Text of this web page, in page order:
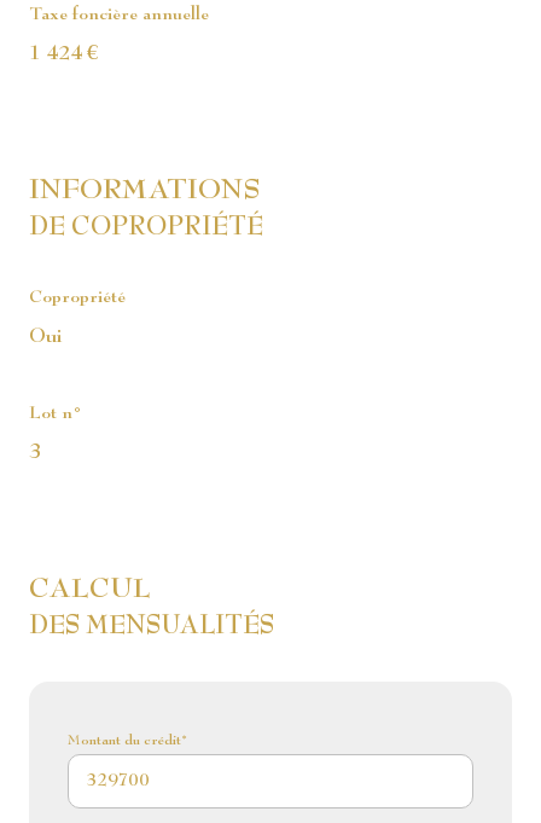
Taxe foncière annuelle
1 424 €
INFORMATIONS
DE COPROPRIÉTÉ
Copropriété
Oui
Lot n°
3
CALCUL
DES MENSUALITÉS
Montant du crédit*